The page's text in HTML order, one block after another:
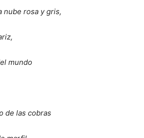
nube rosa y gris,
mundo
de las cobras